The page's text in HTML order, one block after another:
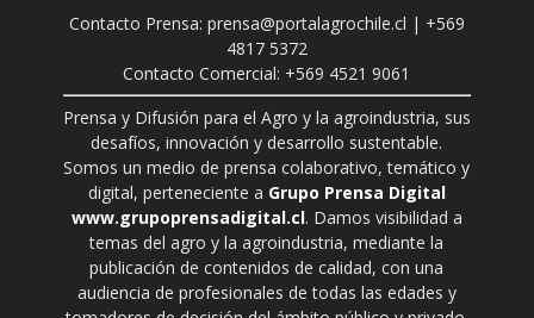
Contacto Prensa: prensa@portalagrochile.cl | +569
4817 5372
Contacto Comercial: +569 4521 9061
Prensa y Difusión para el Agro y la agroindustria, sus
desafíos, innovación y desarrollo sustentable.
Somos un medio de prensa colaborativo, temático y
digital, perteneciente a Grupo Prensa Digital
www.grupoprensadigital.cl. Damos visibilidad a
temas del agro y la agroindustria, mediante la
publicación de contenidos de calidad, con una
audiencia de profesionales de todas las edades y